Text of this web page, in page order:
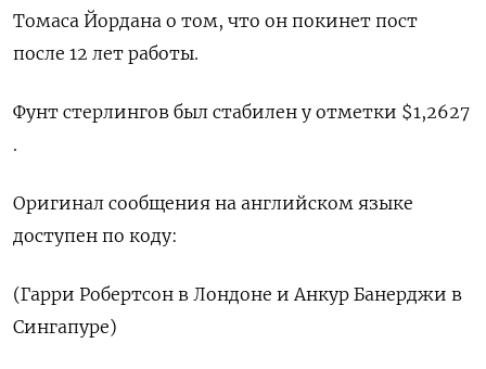
Томаса Йордана о том, что он покинет пост
после 12 лет работы.
Фунт стерлингов был стабилен у отметки $1,2627​
.
Оригинал сообщения на английском языке
доступен по коду:
(Гарри Робертсон в Лондоне и Анкур Банерджи в
Сингапуре)